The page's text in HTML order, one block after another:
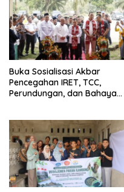
Buka Sosialisasi Akbar
Pencegahan IRET, TCC,
Perundungan, dan Bahaya
bisa jaga diri, 60% masa
depan sudah ada di tangan”